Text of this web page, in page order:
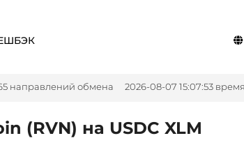
направлений обмена 2026-08-07 15:07:53
(RVN) на USDC XLM